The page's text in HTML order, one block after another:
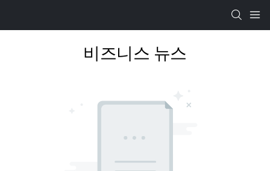
비즈니스 뉴스